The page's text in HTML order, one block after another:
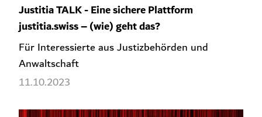
Justitia TALK - Eine sichere Plattform
justitia.swiss – (wie) geht das?
Für Interessierte aus Justizbehörden und
Anwaltschaft
11.10.2023